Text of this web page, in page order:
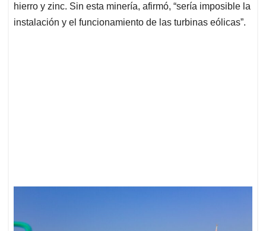
hierro y zinc. Sin esta minería, afirmó, “sería imposible la
instalación y el funcionamiento de las turbinas eólicas”.